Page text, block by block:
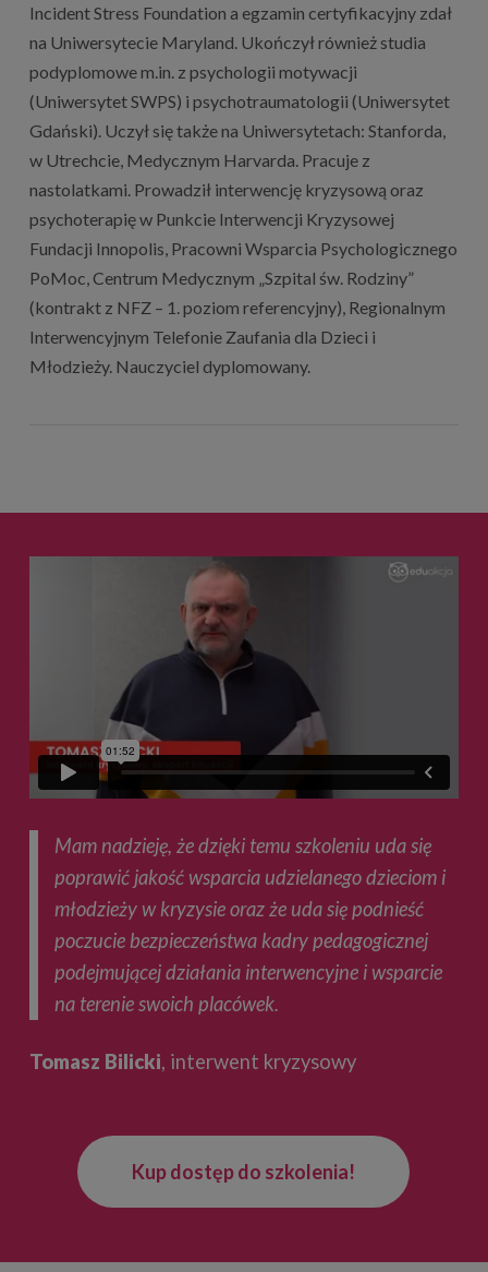
Incident Stress Foundation a egzamin certyfikacyjny zdał
na Uniwersytecie Maryland. Ukończył również studia
podyplomowe m.in. z psychologii motywacji
(Uniwersytet SWPS) i psychotraumatologii (Uniwersytet
Gdański). Uczył się także na Uniwersytetach: Stanforda,
w Utrechcie, Medycznym Harvarda. Pracuje z
nastolatkami. Prowadził interwencję kryzysową oraz
psychoterapię w Punkcie Interwencji Kryzysowej
Fundacji Innopolis, Pracowni Wsparcia Psychologicznego
PoMoc, Centrum Medycznym „Szpital św. Rodziny”
(kontrakt z NFZ – 1. poziom referencyjny), Regionalnym
Interwencyjnym Telefonie Zaufania dla Dzieci i
Młodzieży. Nauczyciel dyplomowany.
Mam nadzieję, że dzięki temu szkoleniu uda się
poprawić jakość wsparcia udzielanego dzieciom i
młodzieży w kryzysie oraz że uda się podnieść
poczucie bezpieczeństwa kadry pedagogicznej
podejmującej działania interwencyjne i wsparcie
na terenie swoich placówek.
Tomasz Bilicki, interwent kryzysowy
Kup dostęp do szkolenia!